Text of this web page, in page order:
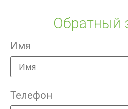
Обратный
Имя
Телефон